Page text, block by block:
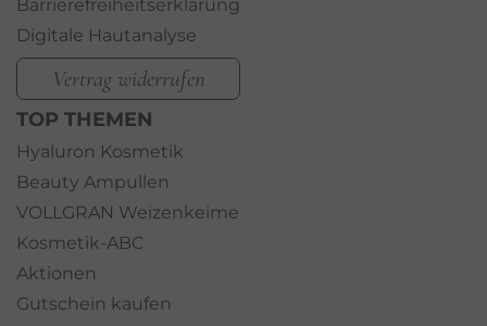
Barrierefreiheitserklärung
Digitale Hautanalyse
Vertrag widerrufen
TOP THEMEN
Hyaluron Kosmetik
Beauty Ampullen
VOLLGRAN Weizenkeime
Kosmetik-ABC
Aktionen
Gutschein kaufen